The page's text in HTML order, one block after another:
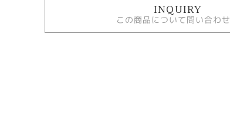
INQUIRY
この商品について問い合わ